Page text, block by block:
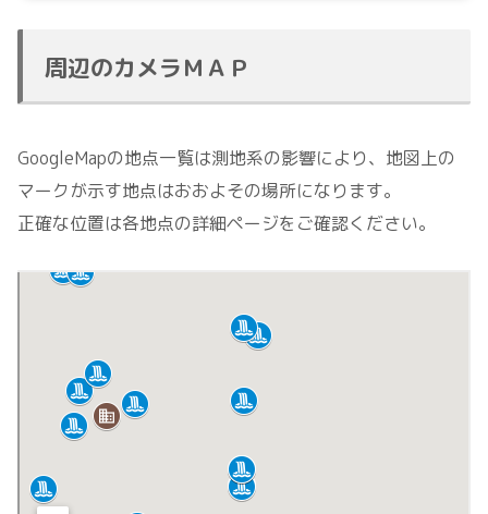
周辺のカメラＭＡＰ
GoogleMapの地点一覧は測地系の影響により、地図上の
マークが示す地点はおおよその場所になります。
正確な位置は各地点の詳細ページをご確認ください。